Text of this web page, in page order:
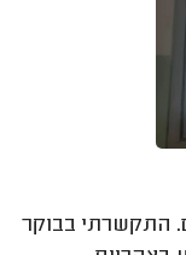
התקשרתי בבוקר